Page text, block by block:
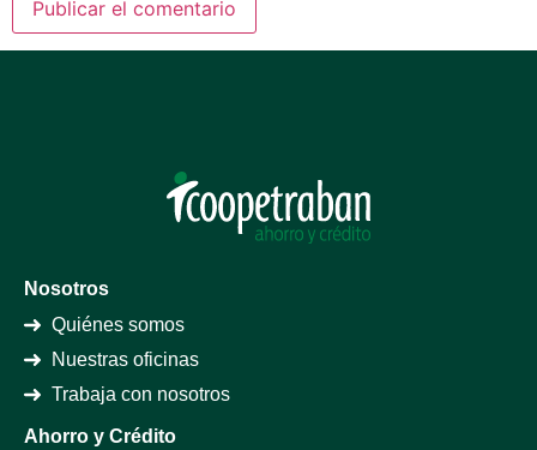
Nosotros
Quiénes somos
Nuestras oficinas
Trabaja con nosotros
Ahorro y Crédito